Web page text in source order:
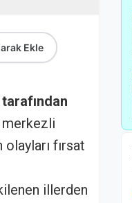
Ekle
merkezli
fırsat
illerden